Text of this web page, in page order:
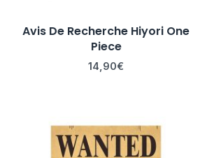
Avis De Recherche Hiyori One
Piece
14,90€